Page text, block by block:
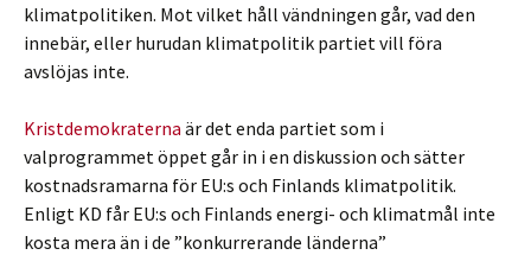
klimatpolitiken. Mot vilket håll vändningen går, vad den
innebär, eller hurudan klimatpolitik partiet vill föra
avslöjas inte.
Kristdemokraterna är det enda partiet som i
valprogrammet öppet går in i en diskussion och sätter
kostnadsramarna för EU:s och Finlands klimatpolitik.
Enligt KD får EU:s och Finlands energi- och klimatmål inte
kosta mera än i de ”konkurrerande länderna”